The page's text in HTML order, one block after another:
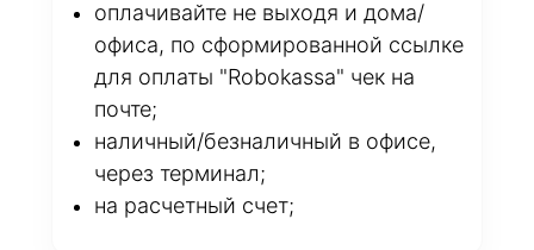
оплачивайте не выходя и дома/
офиса, по сформированной ссылке
для оплаты "Robokassa" чек на
почте;
наличный/безналичный в офисе,
через терминал;
на расчетный счет;